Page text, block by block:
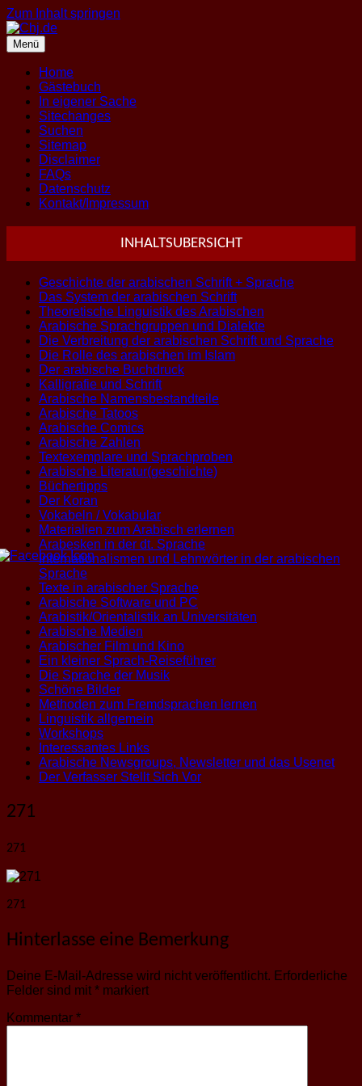
Zum Inhalt springen
Menü
Home
Gästebuch
In eigener Sache
Sitechanges
Suchen
Sitemap
Disclaimer
FAQs
Datenschutz
Kontakt/Impressum
INHALTSUBERSICHT
Geschichte der arabischen Schrift + Sprache
Das System der arabischen Schrift
Theoretische Linguistik des Arabischen
Arabische Sprachgruppen und Dialekte
Die Verbreitung der arabischen Schrift und Sprache
Die Rolle des arabischen im Islam
Der arabische Buchdruck
Kalligrafie und Schrift
Arabische Namensbestandteile
Arabische Tatoos
Arabische Comics
Arabische Zahlen
Textexemplare und Sprachproben
Arabische Literatur(geschichte)
Büchertipps
Der Koran
Vokabeln / Vokabular
Materialien zum Arabisch erlernen
Arabesken in der dt. Sprache
Internationalismen und Lehnwörter in der arabischen
Sprache
Texte in arabischer Sprache
Arabische Software und PC
Arabistik/Orientalistik an Universitäten
Arabische Medien
Arabischer Film und Kino
Ein kleiner Sprach-Reiseführer
Die Sprache der Musik
Schöne Bilder
Methoden zum Fremdsprachen lernen
Linguistik allgemein
Workshops
Interessantes Links
Arabische Newsgroups, Newsletter und das Usenet
Der Verfasser Stellt Sich Vor
271
271
271
Hinterlasse eine Bemerkung
Deine E-Mail-Adresse wird nicht veröffentlicht. Erforderliche
Felder sind mit * markiert
Kommentar *